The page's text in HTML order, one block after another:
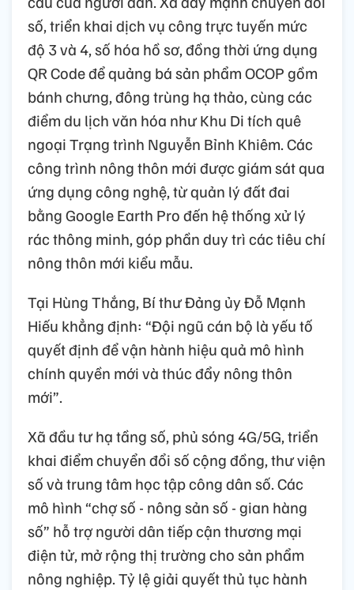
số, triển khai dịch vụ công trực tuyến mức
độ 3 và 4, số hóa hồ sơ, đồng thời ứng dụng
QR Code để quảng bá sản phẩm OCOP gồm
bánh chưng, đông trùng hạ thảo, cùng các
điểm du lịch văn hóa như Khu Di tích quê
ngoại Trạng trình Nguyễn Bỉnh Khiêm. Các
công trình nông thôn mới được giám sát qua
ứng dụng công nghệ, từ quản lý đất đai
bằng Google Earth Pro đến hệ thống xử lý
rác thông minh, góp phần duy trì các tiêu chí
nông thôn mới kiểu mẫu.
Tại Hùng Thắng, Bí thư Đảng ủy Đỗ Mạnh
Hiếu khẳng định: “Đội ngũ cán bộ là yếu tố
quyết định để vận hành hiệu quả mô hình
chính quyền mới và thúc đẩy nông thôn
mới”.
Xã đầu tư hạ tầng số, phủ sóng 4G/5G, triển
khai điểm chuyển đổi số cộng đồng, thư viện
số và trung tâm học tập công dân số. Các
mô hình “chợ số - nông sản số - gian hàng
số” hỗ trợ người dân tiếp cận thương mại
điện tử, mở rộng thị trường cho sản phẩm
nông nghiệp. Tỷ lệ giải quyết thủ tục hành